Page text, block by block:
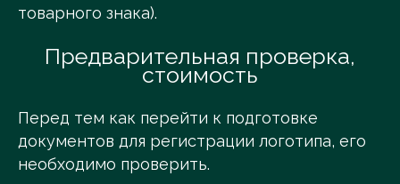
товарного знака).
Предварительная проверка,
стоимость
Перед тем как перейти к подготовке
документов для регистрации логотипа, его
необходимо проверить.